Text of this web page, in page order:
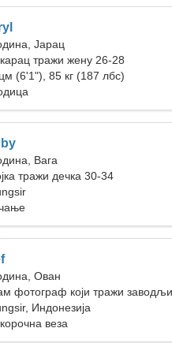
Јарац
тражи жену 26-28
(6'1"), 85 кг (187 лбс)
Вага
тражи дечка 30-34
Ован
фотограф који тражи
Индонезија
веза